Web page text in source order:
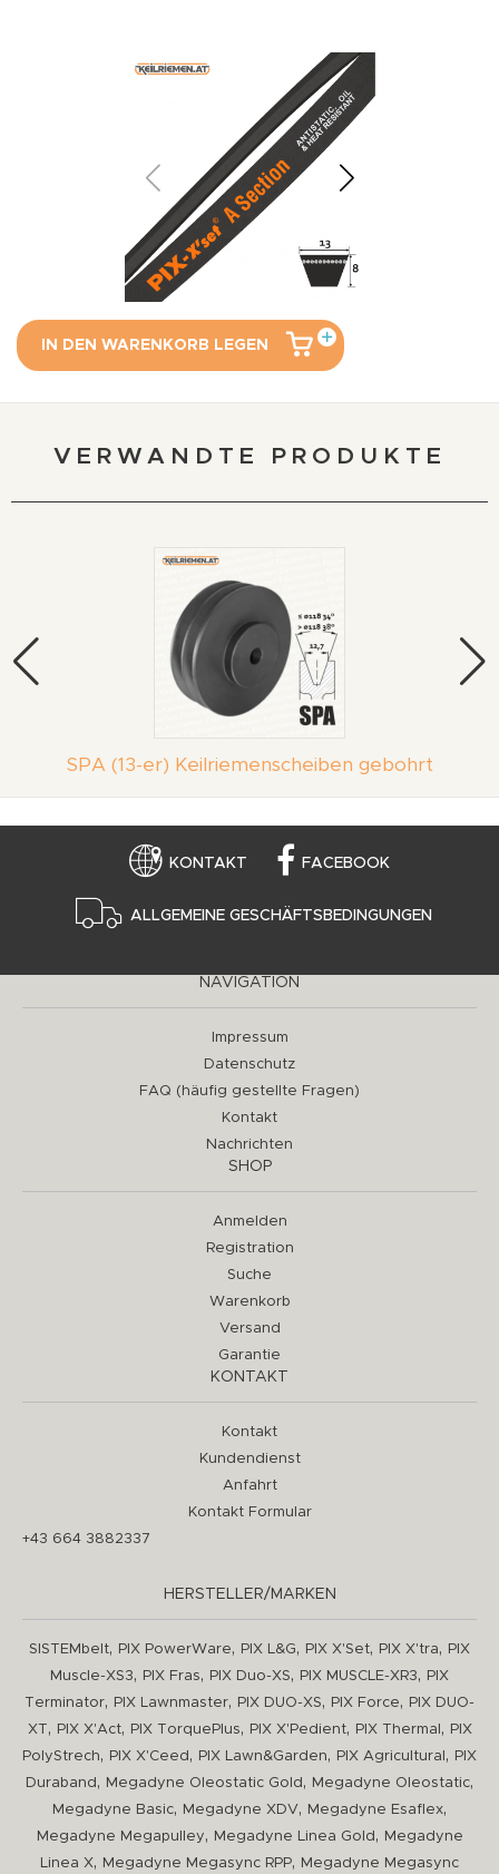
IN DEN WARENKORB LEGEN
VERWANDTE PRODUKTE
SPA (13-er) Keilriemenscheiben gebohrt
KONTAKT FACEBOOK
ALLGEMEINE GESCHÄFTSBEDINGUNGEN
NAVIGATION
Impressum
Datenschutz
FAQ (häufig gestellte Fragen)
Kontakt
Nachrichten
SHOP
Anmelden
Registration
Suche
Warenkorb
Versand
Garantie
KONTAKT
Kontakt
Kundendienst
Anfahrt
Kontakt Formular
+43 664 3882337
HERSTELLER/MARKEN
SISTEMbelt, PIX PowerWare, PIX L&G, PIX X'Set, PIX X'tra,
PIX
Muscle-XS3, PIX Fras, PIX Duo-XS, PIX MUSCLE-XR3,
PIX
Terminator, PIX Lawnmaster, PIX DUO-XS, PIX Force,
PIX DUO-
XT, PIX X'Act, PIX TorquePlus, PIX X'Pedient, PIX Thermal ,
PIX
PolyStrech, PIX X'Ceed , PIX Lawn&Garden, PIX Agricultural ,
PIX
Duraband , Megadyne Oleostatic Gold , Megadyne Oleostatic,
Megadyne Basic, Megadyne XDV, Megadyne Esaflex,
Megadyne Megapulley, Megadyne Linea Gold ,
Megadyne
Linea X, Megadyne Megasync RPP, Megadyne Megasync